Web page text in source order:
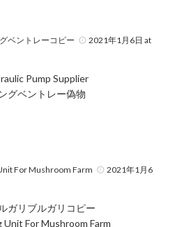
ベントレーコピー
2021年1月6日 at
Pump Supplier
グベントレー偽物
For Mushroom Farm
2021年1月6
ガリブルガリコピー
Unit For Mushroom Farm